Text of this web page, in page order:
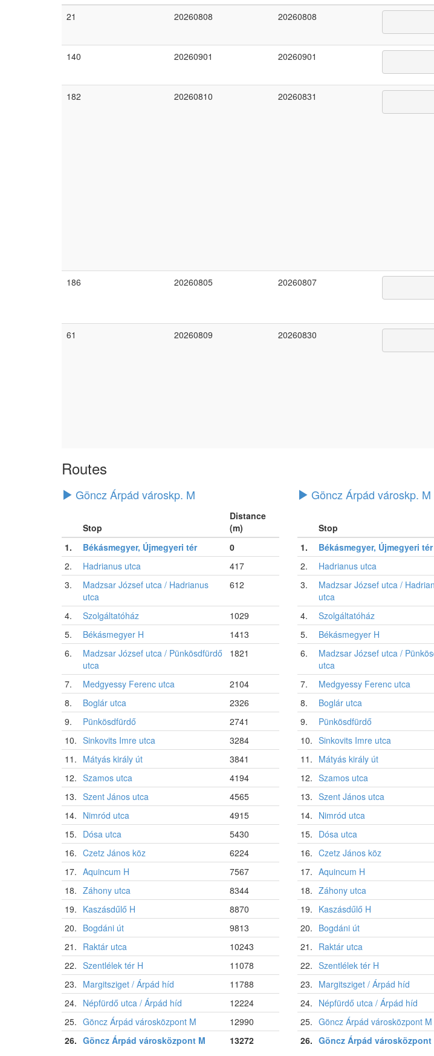
21
20260808 20260808
140 20260901 20260901
182 20260810 20260831
186 20260805 20260807
61 20260809 20260830
Routes
Göncz Árpád városkp. M
Stop
Distance
(m)
1.
Békásmegyer, Újmegyeri tér
0
2.
Hadrianus utca
417
3.
Madzsar József utca / Hadrianus
utca
612
4. Szolgáltatóház
1029
5.
Békásmegyer H
1413
6.
Madzsar József utca / Pünkösdfürdő
utca
1821
7. Medgyessy Ferenc utca
2104
8.
Boglár utca
2326
9.
Pünkösdfürdő
2741
10. Sinkovits Imre utca
3284
11. Mátyás király út
3841
12. Szamos utca
4194
13. Szent János utca
4565
14. Nimród utca
4915
15. Dósa utca
5430
16. Czetz János köz
6224
17. Aquincum H
7567
18. Záhony utca
8344
19. Kaszásdűlő H
8870
20. Bogdáni út
9813
21. Raktár utca
10243
22. Szentlélek tér H
11078
23. Margitsziget / Árpád híd
11788
24. Népfürdő utca / Árpád híd
12224
25. Göncz Árpád városközpont M
12990
26. Göncz Árpád városközpont M 13272
Göncz Árpád városkp. M
Stop
1.
Békásmegyer, Újmegyeri tér
2.
Hadrianus utca
3.
Madzsar József utca /
utca
4. Szolgáltatóház
5.
Békásmegyer H
6.
Madzsar József utca /
utca
7. Medgyessy Ferenc utca
8.
Boglár utca
9.
Pünkösdfürdő
10. Sinkovits Imre utca
11. Mátyás király út
12. Szamos utca
13. Szent János utca
14. Nimród utca
15. Dósa utca
16. Czetz János köz
17. Aquincum H
18. Záhony utca
19. Kaszásdűlő H
20. Bogdáni út
21. Raktár utca
22. Szentlélek tér H
23. Margitsziget / Árpád híd
24. Népfürdő utca / Árpád híd
25. Göncz Árpád városközpont M
26. Göncz Árpád városközpont